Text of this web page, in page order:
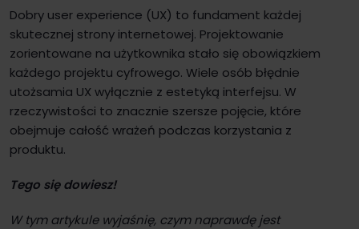
Dobry user experience (UX) to fundament każdej
skutecznej strony internetowej. Projektowanie
zorientowane na użytkownika stało się obowiązkiem
każdego projektu cyfrowego. Wiele osób błędnie
utożsamia UX wyłącznie z estetyką interfejsu. W
rzeczywistości to znacznie szersze pojęcie, które
obejmuje całość wrażeń podczas korzystania z
produktu.
Tego się dowiesz!
W tym artykule wyjaśnię, czym naprawdę jest